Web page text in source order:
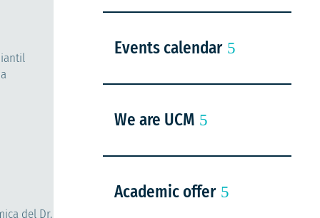
del Dr.
Events calendar
We are UCM
Academic offer